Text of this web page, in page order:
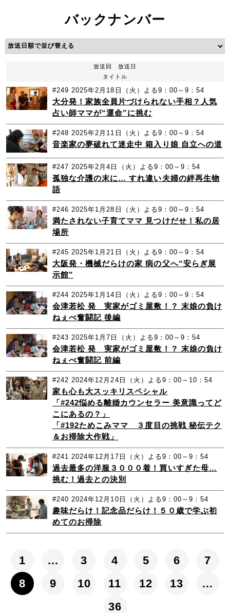
バックナンバー
放送回
放送日
タイトル
#249 2025年2月18日（火）よる9：00～9：54
大分発！家族全員片づけられない手相？人気
占い師ママが“運命”に挑む
#248 2025年2月11日（火）よる9：00～9：54
音楽家の夢破れて迷走中 箱入り娘 自立への道
#247 2025年2月4日（火）よる9：00～9：54
孤独な介護の末に… すれ違い夫婦の絆再生物
語
#246 2025年1月28日（火）よる9：00～9：54
満たされない子育てママ 見つけだせ！私の居
場所
#245 2025年1月21日（火）よる9：00～9：54
大阪発・機械だらけの家 病の父へ“安らぎ展
示館”
#244 2025年1月14日（火）よる9：00～9：54
会津若松 発 実家がゴミ屋敷！？ 末娘の負け
ねぇべ奮闘記 後編
#243 2025年1月7日（火）よる9：00～9：54
会津若松 発 実家がゴミ屋敷！？ 末娘の負け
ねぇべ奮闘記 前編
#242 2024年12月24日（火）よる9：00～10：54
家も心も大スッキリスペシャル
「#242悩める離婚カウンセラー 美意識ってど
こにあるの？」
「#192ためこみママ ３度目の挑戦 秘伝テク
＆お掃除大作戦」
#241 2024年12月17日（火）よる9：00～9：54
過去最多の洋服３０００着！買いすぎた母…
挑む！過去との決別
#240 2024年12月10日（火）よる9：00～9：54
趣味だらけ！記念品だらけ！５０歳で学ぶ初
めてのお掃除
1 … 3 4 5 6
7
8
9 10 11 12 13
…
36